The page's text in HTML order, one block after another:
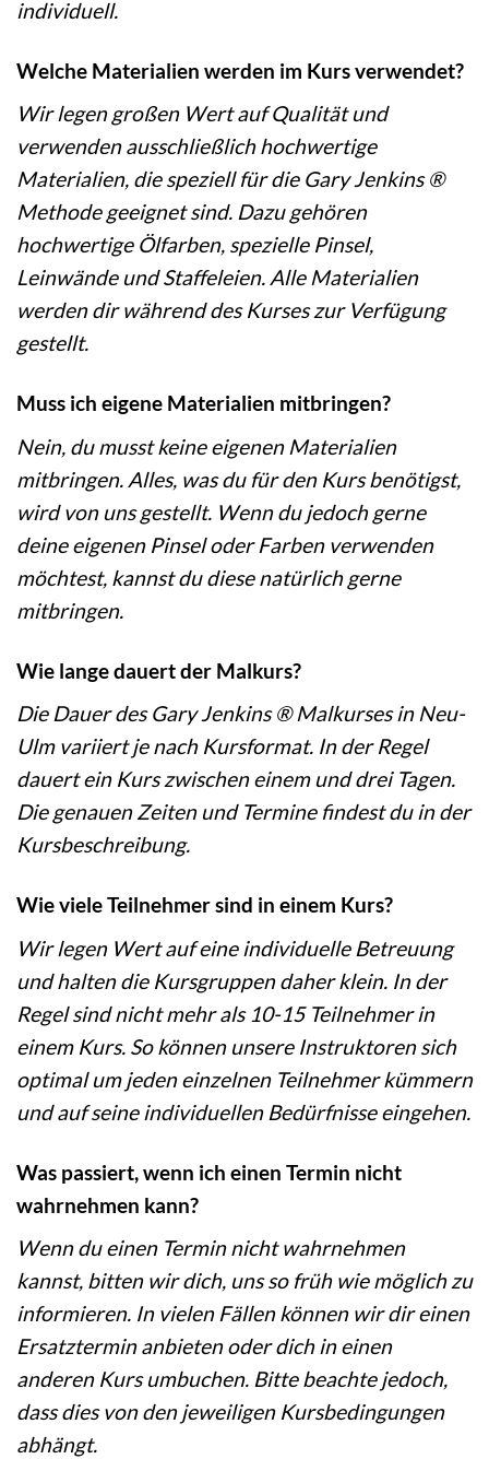
individuell.
Welche Materialien werden im Kurs verwendet?
Wir legen großen Wert auf Qualität und
verwenden ausschließlich hochwertige
Materialien, die speziell für die Gary Jenkins ®
Methode geeignet sind. Dazu gehören
hochwertige Ölfarben, spezielle Pinsel,
Leinwände und Staffeleien. Alle Materialien
werden dir während des Kurses zur Verfügung
gestellt.
Muss ich eigene Materialien mitbringen?
Nein, du musst keine eigenen Materialien
mitbringen. Alles, was du für den Kurs benötigst,
wird von uns gestellt. Wenn du jedoch gerne
deine eigenen Pinsel oder Farben verwenden
möchtest, kannst du diese natürlich gerne
mitbringen.
Wie lange dauert der Malkurs?
Die Dauer des Gary Jenkins ® Malkurses in Neu-
Ulm variiert je nach Kursformat. In der Regel
dauert ein Kurs zwischen einem und drei Tagen.
Die genauen Zeiten und Termine findest du in der
Kursbeschreibung.
Wie viele Teilnehmer sind in einem Kurs?
Wir legen Wert auf eine individuelle Betreuung
und halten die Kursgruppen daher klein. In der
Regel sind nicht mehr als 10-15 Teilnehmer in
einem Kurs. So können unsere Instruktoren sich
optimal um jeden einzelnen Teilnehmer kümmern
und auf seine individuellen Bedürfnisse eingehen.
Was passiert, wenn ich einen Termin nicht
wahrnehmen kann?
Wenn du einen Termin nicht wahrnehmen
kannst, bitten wir dich, uns so früh wie möglich zu
informieren. In vielen Fällen können wir dir einen
Ersatztermin anbieten oder dich in einen
anderen Kurs umbuchen. Bitte beachte jedoch,
dass dies von den jeweiligen Kursbedingungen
abhängt.